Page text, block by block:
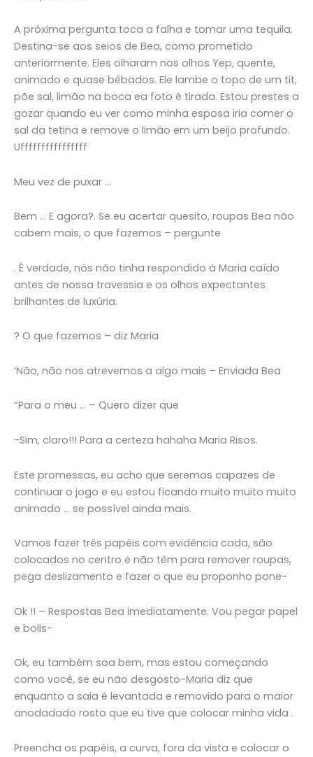
A próxima pergunta toca a falha e tomar uma tequila.
Destina-se aos seios de Bea, como prometido
anteriormente. Eles olharam nos olhos Yep, quente,
animado e quase bêbados. Ele lambe o topo de um tit,
põe sal, limão na boca ea foto é tirada. Estou prestes a
gozar quando eu ver como minha esposa iria comer o
sal da tetina e remove o limão em um beijo profundo.
Uffffffffffffffff
Meu vez de puxar …
Bem … E agora?. Se eu acertar quesito, roupas Bea não
cabem mais, o que fazemos – pergunte
. É verdade, nós não tinha respondido à Maria caído
antes de nossa travessia e os olhos expectantes
brilhantes de luxúria.
? O que fazemos – diz Maria
‘Não, não nos atrevemos a algo mais – Enviada Bea
“Para o meu … – Quero dizer que
-Sim, claro!!! Para a certeza hahaha Maria Risos.
Este promessas, eu acho que seremos capazes de
continuar o jogo e eu estou ficando muito muito muito
animado … se possível ainda mais.
Vamos fazer três papéis com evidência cada, são
colocados no centro e não têm para remover roupas,
pega deslizamento e fazer o que eu proponho pone-
Ok !! – Respostas Bea imediatamente. Vou pegar papel
e bolis-
Ok, eu também soa bem, mas estou começando
como você, se eu não desgosto-Maria diz que
enquanto a saia é levantada e removido para o maior
anodadado rosto que eu tive que colocar minha vida .
Preencha os papéis, a curva, fora da vista e colocar o